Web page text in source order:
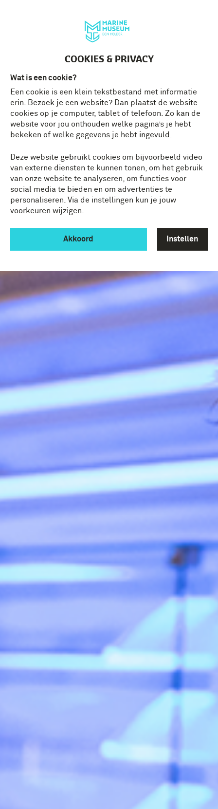
COOKIES & PRIVACY
Wat is een cookie?
Een cookie is een klein tekstbestand met informatie
erin. Bezoek je een website? Dan plaatst de website
cookies op je computer, tablet of telefoon. Zo kan de
website voor jou onthouden welke pagina’s je hebt
bekeken of welke gegevens je hebt ingevuld.
Deze website gebruikt cookies om bijvoorbeeld video
van externe diensten te kunnen tonen, om het gebruik
van onze website te analyseren, om functies voor
social media te bieden en om advertenties te
personaliseren. Via de instellingen kun je jouw
voorkeuren wijzigen.
Akkoord Instellen